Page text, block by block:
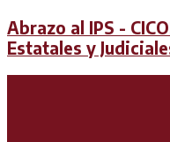
Abrazo al IPS -
Estatales y